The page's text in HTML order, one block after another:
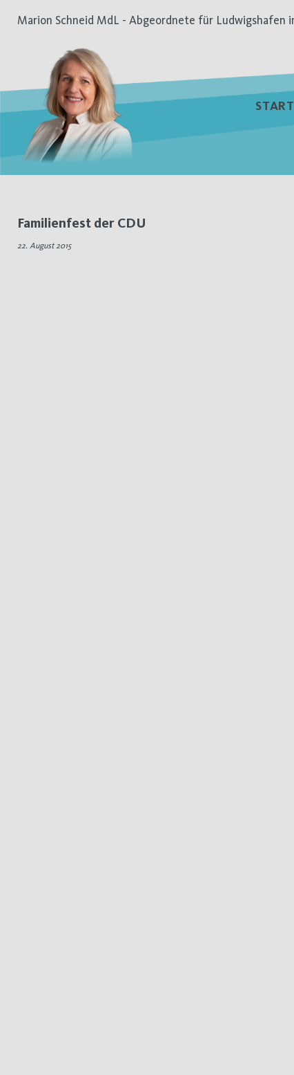
Inhalt
Marion Schneid MdL - Abgeordnete für Ludwigshafen
START
Tag:
22.
Familienfest der CDU
22. August 2015